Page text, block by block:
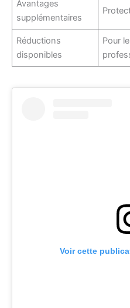
Avantages
supplémentaires
Réductions
disponibles
Pour
Voir cette